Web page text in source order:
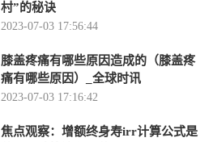
村”的秘诀
2023-07-03 17:56:44
膝盖疼痛有哪些原因造成的（膝盖疼
痛有哪些原因）_全球时讯
2023-07-03 17:16:42
焦点观察：增额终身寿irr计算公式是